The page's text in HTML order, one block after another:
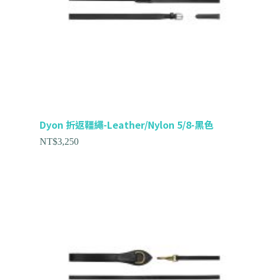
Dyon 折返韁繩-Leather/Nylon 5/8-黑色
NT$3,250